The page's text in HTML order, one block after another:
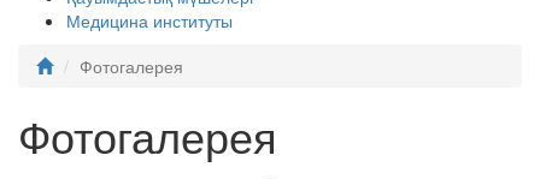
Медицина институты
Фотогалерея
Фотогалерея